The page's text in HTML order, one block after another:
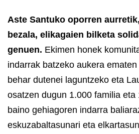
Aste Santuko oporren
bezala, elikagaien bilketa
genuen. Ekimen honek
indarrak batzeko aukera
behar dutenei laguntzeko eta
osatzen dugun 1.000 familia eta
baino gehiagoren indarra
eskuzabaltasunari eta